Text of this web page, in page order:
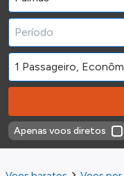
Apenas voos diretos